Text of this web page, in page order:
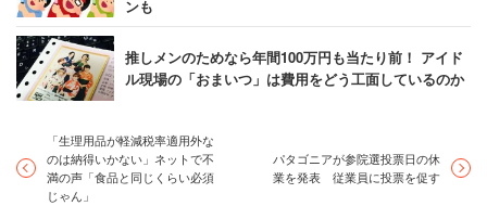
ンも
推しメンのためなら年間100万円も当たり前！ アイド
ル現場の「おまいつ」は費用をどう工面しているのか
「生理用品が軽減税率適用外な
のは納得いかない」ネットで不
満の声「食品と同じくらい必須
じゃん」
パタゴニアが参院選投票日の休
業を発表 従業員に投票を促す